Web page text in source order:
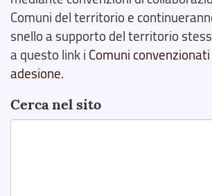
Comuni del territorio e
snello a supporto del territorio
a questo link i Comuni
adesione.
Cerca nel sito